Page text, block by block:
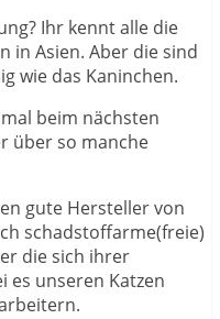
Ihr kennt alle die
in Asien. Aber die sind
wie das Kaninchen.
beim nächsten
über so manche
gute Hersteller von
schadstoffarme(freie)
die sich ihrer
es unseren Katzen